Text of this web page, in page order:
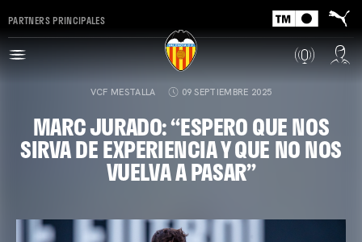
PARTNERS PRINCIPALES
VCF MESTALLA 09 SEPTIEMBRE 2025
MARC JURADO: “ESPERO QUE NOS
SIRVA DE EXPERIENCIA Y QUE NO NOS
VUELVA A PASAR”